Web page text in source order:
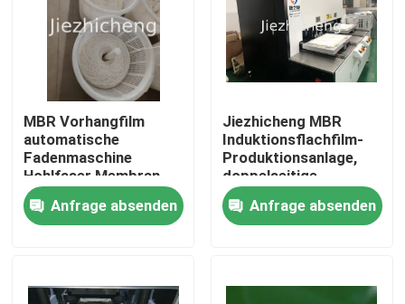
Zu Hause
Videos
MBR Vorhangfilm
automatische
Fadenmaschine
Hohlfaser Membran
Sammelgerät GLM008
Anfrage absenden
Jiezhicheng MBR
Induktionsflachfilm-
Produktionsanlage,
doppelseitige
Flachfolien-
Schweißmaschine
GLM009
Anfrage absenden